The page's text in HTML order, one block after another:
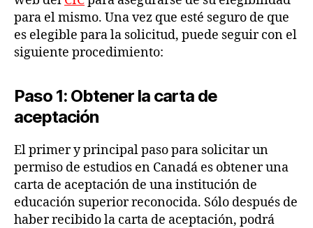
para el mismo. Una vez que esté seguro de que
es elegible para la solicitud, puede seguir con el
siguiente procedimiento:
Paso 1: Obtener la carta de
aceptación
El primer y principal paso para solicitar un
permiso de estudios en Canadá es obtener una
carta de aceptación de una institución de
educación superior reconocida. Sólo después de
haber recibido la carta de aceptación, podrá